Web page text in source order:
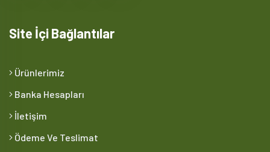
Site İçi Bağlantılar
Ürünlerimiz
Banka Hesapları
İletişim
Ödeme Ve Teslimat